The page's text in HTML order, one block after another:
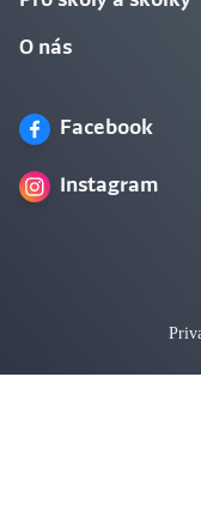
O nás
Facebook
Instagram